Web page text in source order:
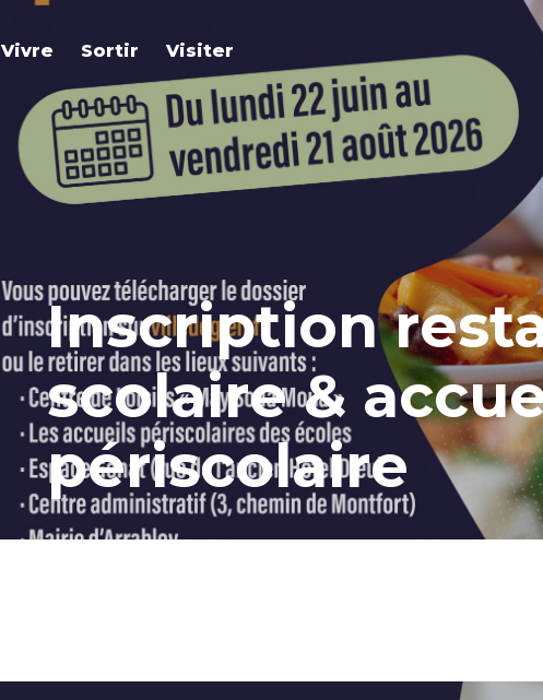
Vivre Sortir Visiter
Inscription
scolaire &
périscolaire